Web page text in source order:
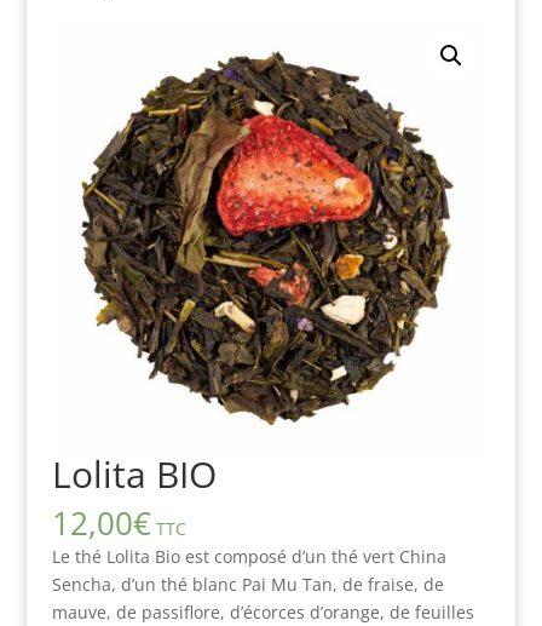
Lolita BIO
12,00€ TTC
Le thé Lolita Bio est composé d’un thé vert China
Sencha, d’un thé blanc Pai Mu Tan, de fraise, de
mauve, de passiflore, d’écorces d’orange, de feuilles